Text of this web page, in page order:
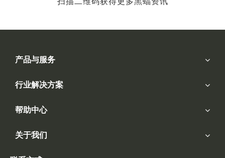
产品与服务
行业解决方案
帮助中心
关于我们